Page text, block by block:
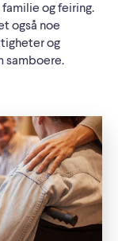
og feiring.
også noe
og
samboere.